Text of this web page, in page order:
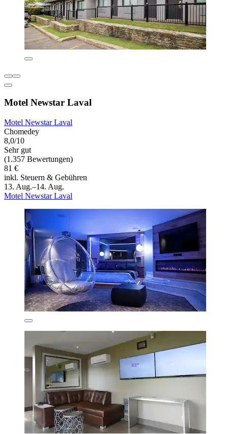
Motel Newstar Laval
Motel Newstar Laval
Chomedey
8,0/10
Sehr gut
(1.357 Bewertungen)
81 €
inkl. Steuern & Gebühren
13. Aug.–14. Aug.
Motel Newstar Laval